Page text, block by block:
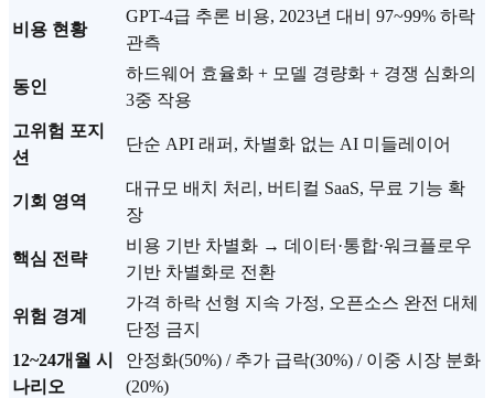
비용 현황
GPT-4급 추론 비용, 2023년 대비 97~99% 하락
관측
동인
하드웨어 효율화 + 모델 경량화 + 경쟁 심화의
3중 작용
고위험 포지
션
단순 API 래퍼, 차별화 없는 AI 미들레이어
기회 영역
대규모 배치 처리, 버티컬 SaaS, 무료 기능 확
장
핵심 전략
비용 기반 차별화 → 데이터·통합·워크플로우
기반 차별화로 전환
위험 경계
가격 하락 선형 지속 가정, 오픈소스 완전 대체
단정 금지
12~24개월 시
나리오
안정화(50%) / 추가 급락(30%) / 이중 시장 분화
(20%)